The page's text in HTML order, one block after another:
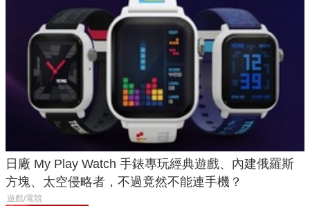
日廠 My Play Watch 手錶專玩經典遊戲、內建俄羅斯
方塊、太空侵略者，不過竟然不能連手機？
遊戲/電競